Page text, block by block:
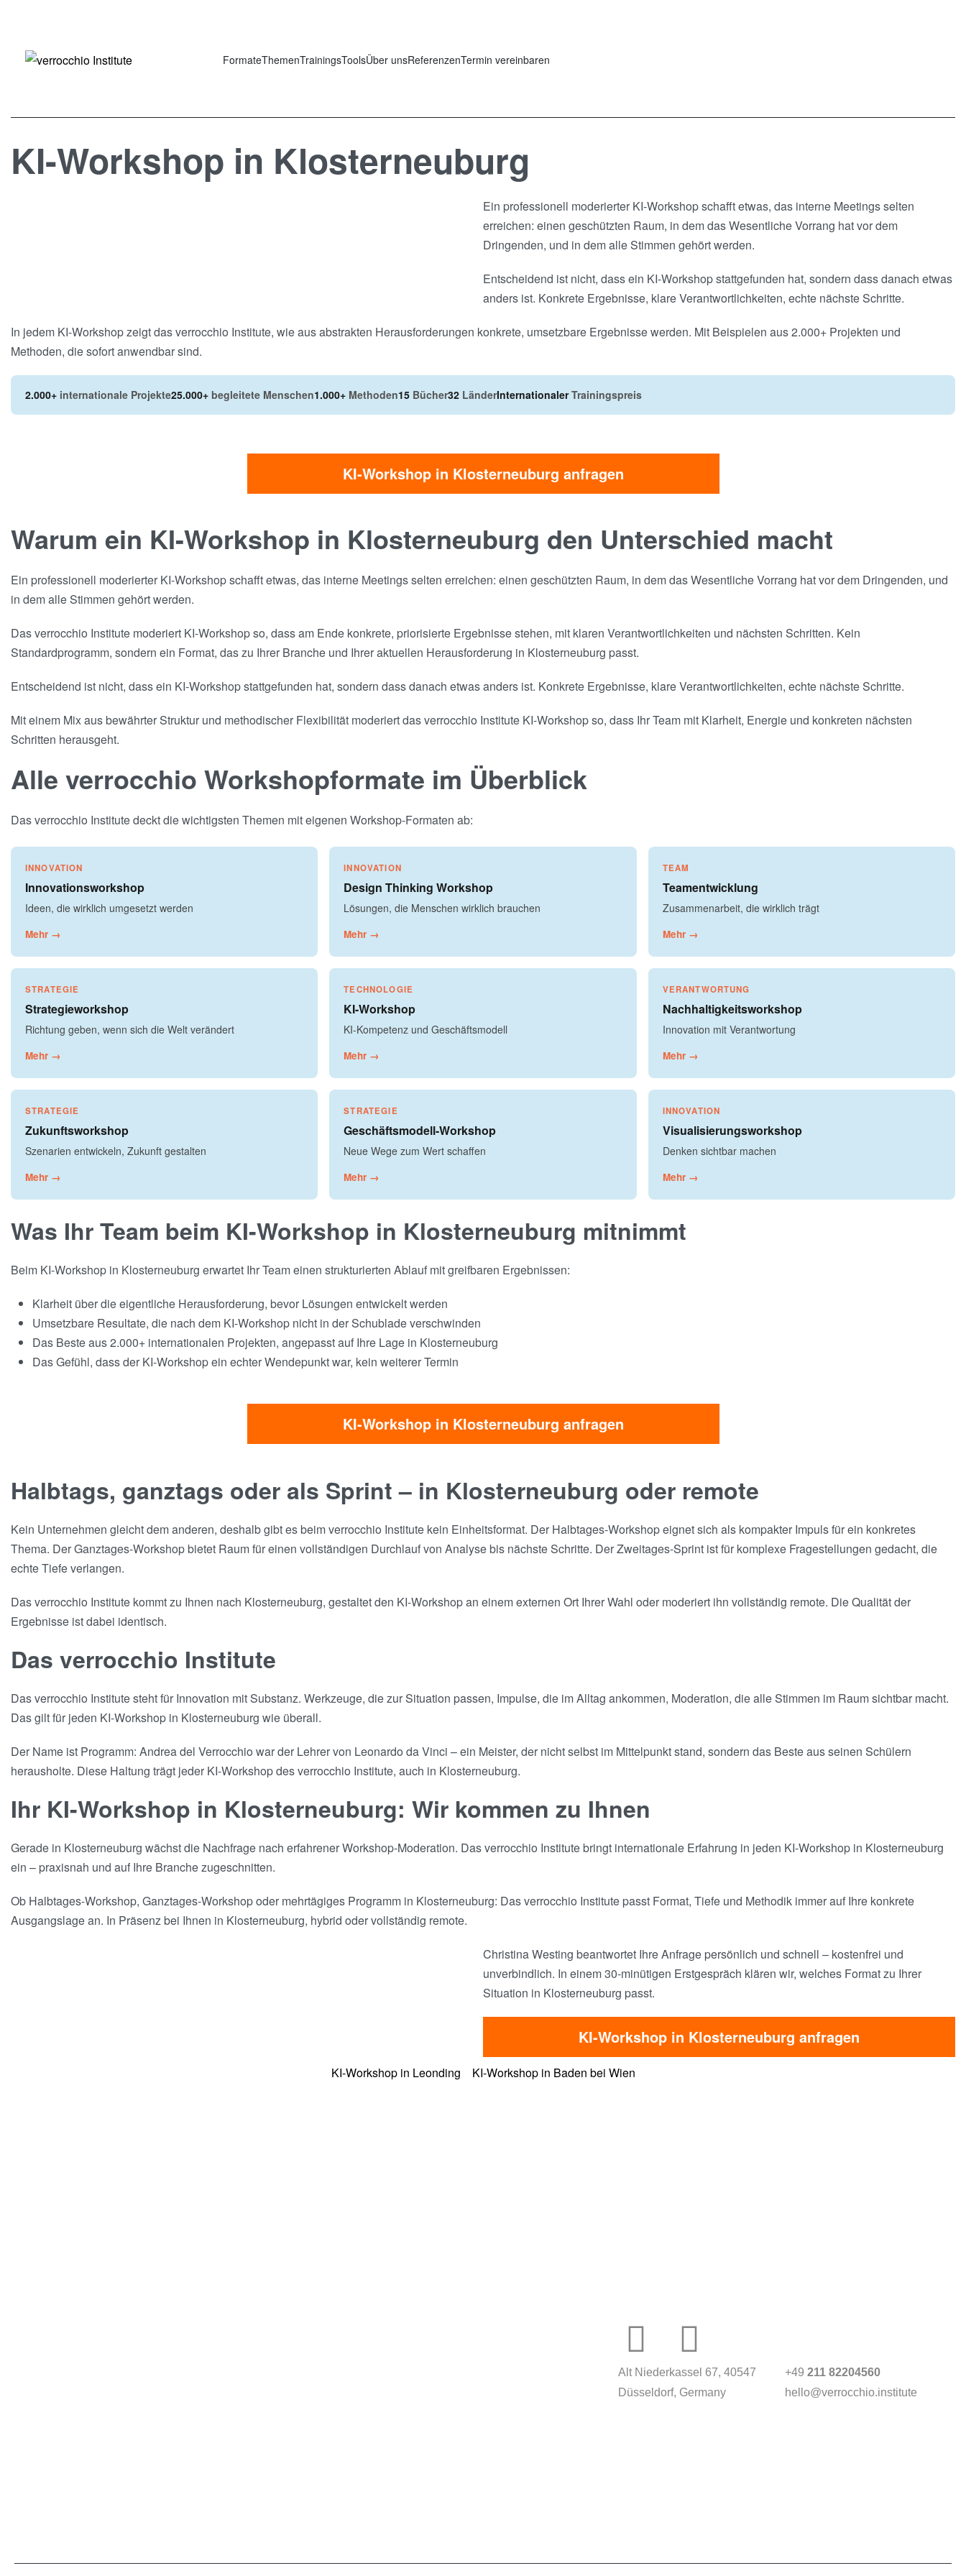
FormateThemenTrainingsToolsÜber unsReferenzenTermin vereinbaren
KI-Workshop in Klosterneuburg
Ein professionell moderierter KI-Workshop schafft etwas, das interne Meetings selten
erreichen: einen geschützten Raum, in dem das Wesentliche Vorrang hat vor dem
Dringenden, und in dem alle Stimmen gehört werden.
Entscheidend ist nicht, dass ein KI-Workshop stattgefunden hat, sondern dass danach etwas
anders ist. Konkrete Ergebnisse, klare Verantwortlichkeiten, echte nächste Schritte.
In jedem KI-Workshop zeigt das verrocchio Institute, wie aus abstrakten Herausforderungen konkrete, umsetzbare Ergebnisse werden. Mit Beispielen aus 2.000+ Projekten und
Methoden, die sofort anwendbar sind.
2.000+ internationale Projekte25.000+ begleitete Menschen1.000+ Methoden15 Bücher32 LänderInternationalerTrainingspreis
KI-Workshop in Klosterneuburg anfragen
Warum ein KI-Workshop in Klosterneuburg den Unterschied macht
Ein professionell moderierter KI-Workshop schafft etwas, das interne Meetings selten erreichen: einen geschützten Raum, in dem das Wesentliche Vorrang hat vor dem Dringenden, und
in dem alle Stimmen gehört werden.
Das verrocchio Institute moderiert KI-Workshop so, dass am Ende konkrete, priorisierte Ergebnisse stehen, mit klaren Verantwortlichkeiten und nächsten Schritten. Kein
Standardprogramm, sondern ein Format, das zu Ihrer Branche und Ihrer aktuellen Herausforderung in Klosterneuburg passt.
Entscheidend ist nicht, dass ein KI-Workshop stattgefunden hat, sondern dass danach etwas anders ist. Konkrete Ergebnisse, klare Verantwortlichkeiten, echte nächste Schritte.
Mit einem Mix aus bewährter Struktur und methodischer Flexibilität moderiert das verrocchio Institute KI-Workshop so, dass Ihr Team mit Klarheit, Energie und konkreten nächsten
Schritten herausgeht.
Alle verrocchio Workshopformate im Überblick
Das verrocchio Institute deckt die wichtigsten Themen mit eigenen Workshop-Formaten ab:
INNOVATION
Innovationsworkshop
Ideen, die wirklich umgesetzt werden
Mehr →
INNOVATION
Design Thinking Workshop
Lösungen, die Menschen wirklich brauchen
Mehr →
TEAM
Teamentwicklung
Zusammenarbeit, die wirklich trägt
Mehr →
STRATEGIE
Strategieworkshop
Richtung geben, wenn sich die Welt verändert
Mehr →
TECHNOLOGIE
KI-Workshop
KI-Kompetenz und Geschäftsmodell
Mehr →
VERANTWORTUNG
Nachhaltigkeitsworkshop
Innovation mit Verantwortung
Mehr →
STRATEGIE
Zukunftsworkshop
Szenarien entwickeln, Zukunft gestalten
Mehr →
STRATEGIE
Geschäftsmodell-Workshop
Neue Wege zum Wert schaffen
Mehr →
INNOVATION
Visualisierungsworkshop
Denken sichtbar machen
Mehr →
Was Ihr Team beim KI-Workshop in Klosterneuburg mitnimmt
Beim KI-Workshop in Klosterneuburg erwartet Ihr Team einen strukturierten Ablauf mit greifbaren Ergebnissen:
Klarheit über die eigentliche Herausforderung, bevor Lösungen entwickelt werden
Umsetzbare Resultate, die nach dem KI-Workshop nicht in der Schublade verschwinden
Das Beste aus 2.000+ internationalen Projekten, angepasst auf Ihre Lage in Klosterneuburg
Das Gefühl, dass der KI-Workshop ein echter Wendepunkt war, kein weiterer Termin
KI-Workshop in Klosterneuburg anfragen
Halbtags, ganztags oder als Sprint – in Klosterneuburg oder remote
Kein Unternehmen gleicht dem anderen, deshalb gibt es beim verrocchio Institute kein Einheitsformat. Der Halbtages-Workshop eignet sich als kompakter Impuls für ein konkretes
Thema. Der Ganztages-Workshop bietet Raum für einen vollständigen Durchlauf von Analyse bis nächste Schritte. Der Zweitages-Sprint ist für komplexe Fragestellungen gedacht, die
echte Tiefe verlangen.
Das verrocchio Institute kommt zu Ihnen nach Klosterneuburg, gestaltet den KI-Workshop an einem externen Ort Ihrer Wahl oder moderiert ihn vollständig remote. Die Qualität der
Ergebnisse ist dabei identisch.
Das verrocchio Institute
Das verrocchio Institute steht für Innovation mit Substanz. Werkzeuge, die zur Situation passen, Impulse, die im Alltag ankommen, Moderation, die alle Stimmen im Raum sichtbar macht.
Das gilt für jeden KI-Workshop in Klosterneuburg wie überall.
Der Name ist Programm: Andrea del Verrocchio war der Lehrer von Leonardo da Vinci – ein Meister, der nicht selbst im Mittelpunkt stand, sondern das Beste aus seinen Schülern
herausholte. Diese Haltung trägt jeder KI-Workshop des verrocchio Institute, auch in Klosterneuburg.
Ihr KI-Workshop in Klosterneuburg: Wir kommen zu Ihnen
Gerade in Klosterneuburg wächst die Nachfrage nach erfahrener Workshop-Moderation. Das verrocchio Institute bringt internationale Erfahrung in jeden KI-Workshop in Klosterneuburg
ein – praxisnah und auf Ihre Branche zugeschnitten.
Ob Halbtages-Workshop, Ganztages-Workshop oder mehrtägiges Programm in Klosterneuburg: Das verrocchio Institute passt Format, Tiefe und Methodik immer auf Ihre konkrete
Ausgangslage an. In Präsenz bei Ihnen in Klosterneuburg, hybrid oder vollständig remote.
Christina Westing beantwortet Ihre Anfrage persönlich und schnell – kostenfrei und
unverbindlich. In einem 30-minütigen Erstgespräch klären wir, welches Format zu Ihrer
Situation in Klosterneuburg passt.
KI-Workshop in Klosterneuburg anfragen
KI-Workshop in Leonding KI-Workshop in Baden bei Wien
Alt Niederkassel 67, 40547
Düsseldorf, Germany
+49211 82204560
hello@verrocchio.institute